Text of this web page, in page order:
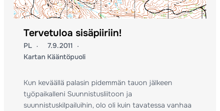
Tervetuloa sisäpiiriin!
PL
7.9.2011
Kartan Kääntöpuoli
Kun keväällä palasin pidemmän tauon jälkeen
työpaikalleni Suunnistusliitoon ja
suunnistuskilpailuihin, olo oli kuin tavatessa vanhaa